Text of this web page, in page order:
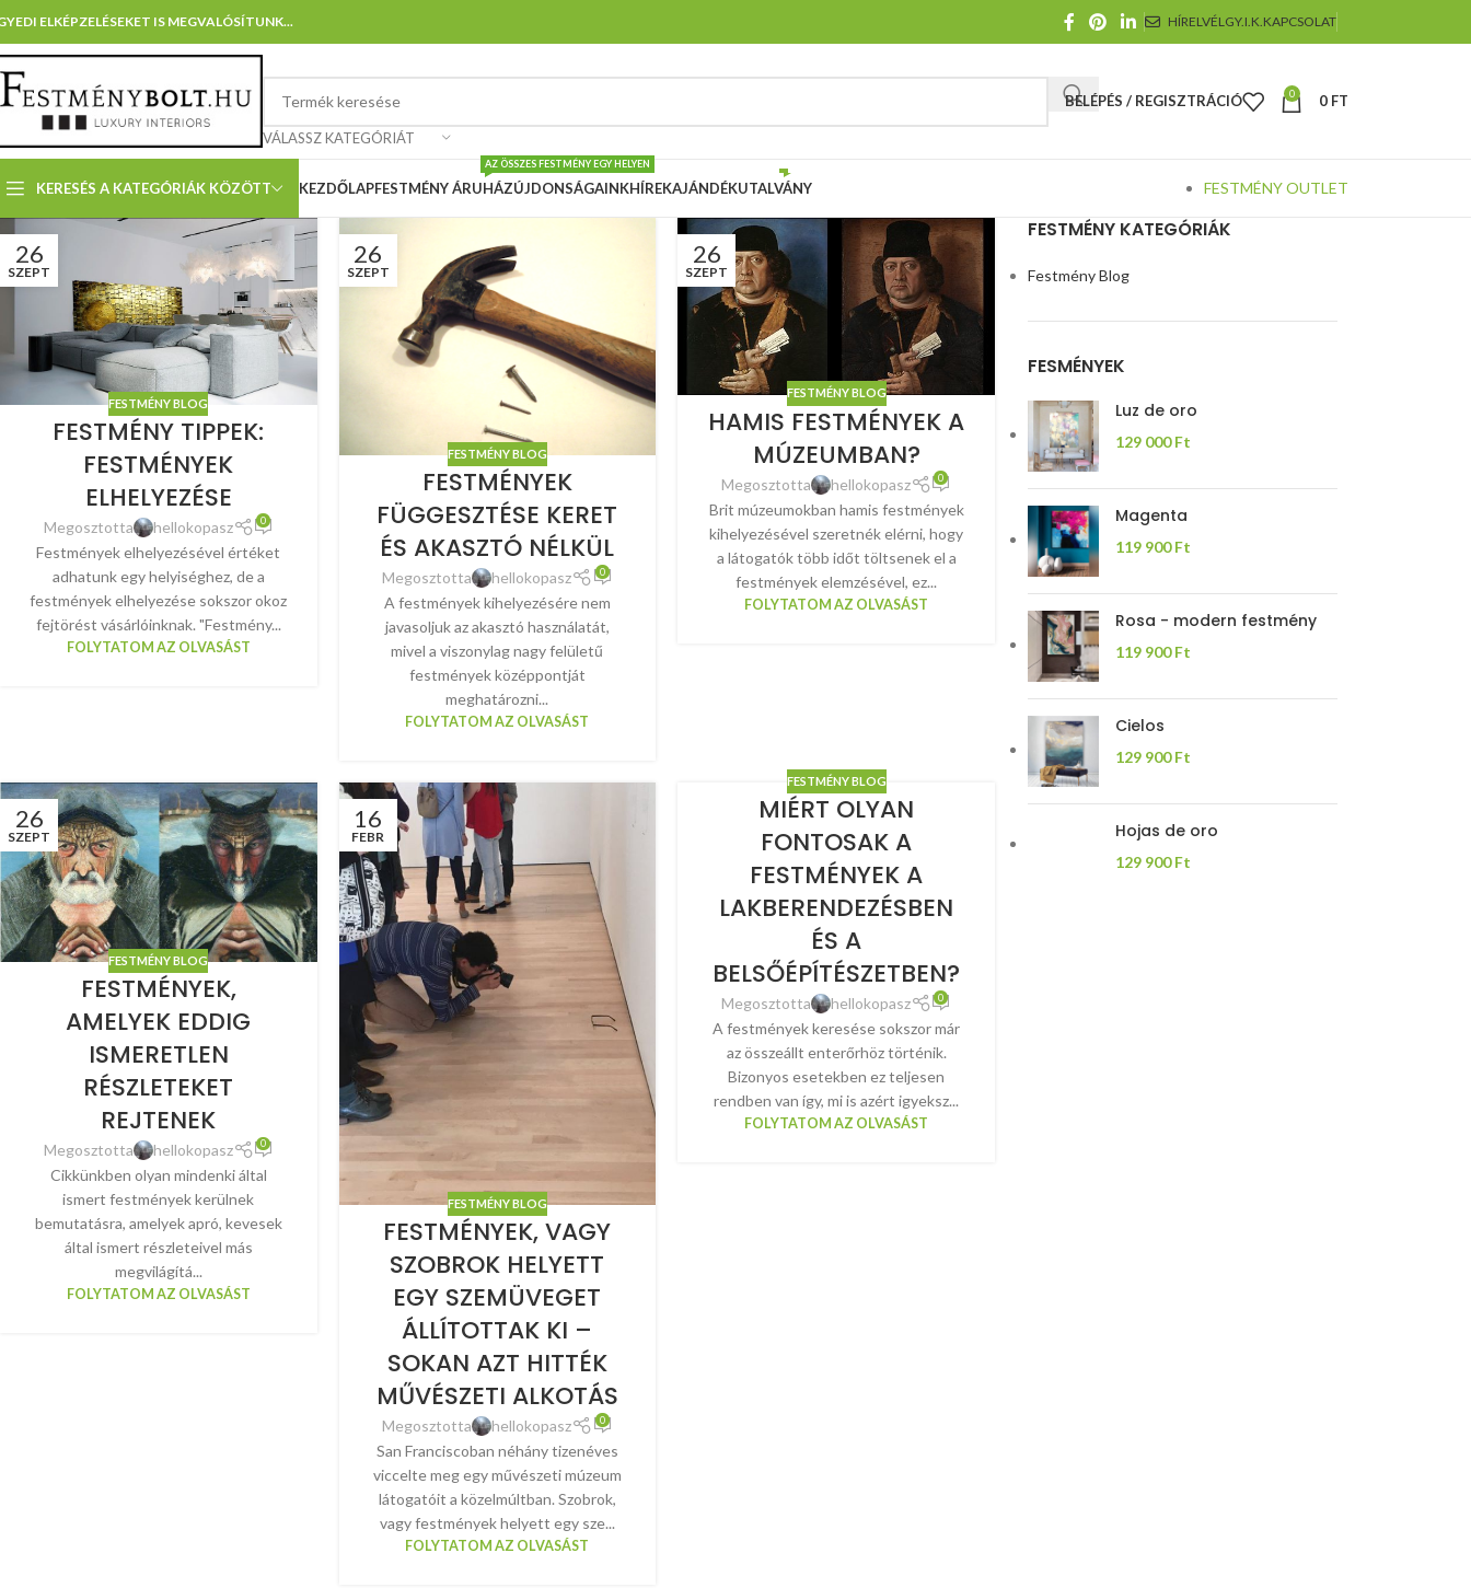
ELKÉPZELÉSEKET IS MEGVALÓSÍTUNK... HÍRELVÉLGY.I.K.KAPCSOLAT
VÁLASSZ KATEGÓRIÁT
BELÉPÉS / REGISZTRÁCIÓ 0 0 FT
KERESÉS A KATEGÓRIÁK KÖZÖTT KEZDŐLAPFESTMÉNY ÁRUHÁZ
AZ ÖSSZES FESTMÉNY EGY HELYEN
ÚJDONSÁGAINKHÍREKAJÁNDÉKUTALVÁNY FESTMÉNY OUTLET
26
SZEPT
FESTMÉNY BLOG
FESTMÉNY TIPPEK:
FESTMÉNYEK
ELHELYEZÉSE
Megosztotta hellokopasz 0
Festmények elhelyezésével értéket
adhatunk egy helyiséghez, de a
festmények elhelyezése sokszor okoz
fejtörést vásárlóinknak. "Festmény...
FOLYTATOM AZ OLVASÁST
26
SZEPT
FESTMÉNY BLOG
FESTMÉNYEK
FÜGGESZTÉSE KERET
ÉS AKASZTÓ NÉLKÜL
Megosztotta hellokopasz 0
A festmények kihelyezésére nem
javasoljuk az akasztó használatát,
mivel a viszonylag nagy felületű
festmények középpontját
meghatározni...
FOLYTATOM AZ OLVASÁST
26
SZEPT
FESTMÉNY BLOG
HAMIS FESTMÉNYEK A
MÚZEUMBAN?
Megosztotta hellokopasz 0
Brit múzeumokban hamis festmények
kihelyezésével szeretnék elérni, hogy
a látogatók több időt töltsenek el a
festmények elemzésével, ez...
FOLYTATOM AZ OLVASÁST
26
SZEPT
FESTMÉNY BLOG
FESTMÉNYEK,
AMELYEK EDDIG
ISMERETLEN
RÉSZLETEKET
REJTENEK
Megosztotta hellokopasz 0
Cikkünkben olyan mindenki által
ismert festmények kerülnek
bemutatásra, amelyek apró, kevesek
által ismert részleteivel más
megvilágítá...
FOLYTATOM AZ OLVASÁST
16
FEBR
FESTMÉNY BLOG
FESTMÉNYEK, VAGY
SZOBROK HELYETT
EGY SZEMÜVEGET
ÁLLÍTOTTAK KI –
SOKAN AZT HITTÉK
MŰVÉSZETI ALKOTÁS
Megosztotta hellokopasz 0
San Franciscoban néhány tizenéves
viccelte meg egy művészeti múzeum
látogatóit a közelmúltban. Szobrok,
vagy festmények helyett egy sze...
FOLYTATOM AZ OLVASÁST
FESTMÉNY BLOG
MIÉRT OLYAN
FONTOSAK A
FESTMÉNYEK A
LAKBERENDEZÉSBEN
ÉS A
BELSŐÉPÍTÉSZETBEN?
Megosztotta hellokopasz 0
A festmények keresése sokszor már
az összeállt enterőrhöz történik.
Bizonyos esetekben ez teljesen
rendben van így, mi is azért igyeksz...
FOLYTATOM AZ OLVASÁST
FESTMÉNY KATEGÓRIÁK
Festmény Blog
FESMÉNYEK
Luz de oro
129 000Ft
Magenta
119 900Ft
Rosa - modern festmény
119 900Ft
Cielos
129 900Ft
Hojas de oro
129 900Ft